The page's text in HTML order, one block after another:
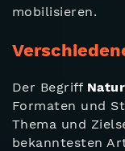
mobilisieren.
Der Begriff
Formaten und
Thema und
bekanntesten